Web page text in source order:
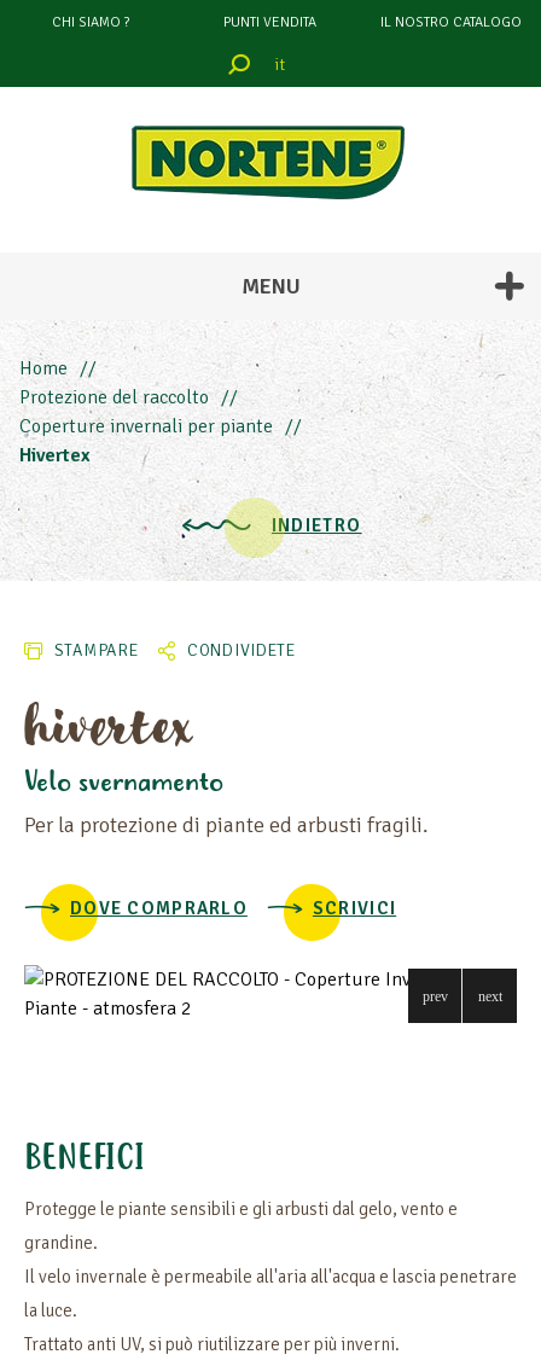
CHI SIAMO ? PUNTI VENDITA IL NOSTRO CATALOGO
it
MENU
Home
Protezione del raccolto
Coperture invernali per piante
Hivertex
INDIETRO
STAMPARE CONDIVIDETE
hivertex
Velo svernamento
Per la protezione di piante ed arbusti fragili.
DOVE COMPRARLO SCRIVICI
BENEFICI
Protegge le piante sensibili e gli arbusti dal gelo, vento e
grandine.
Il velo invernale è permeabile all'aria all'acqua e lascia penetrare
la luce.
Trattato anti UV, si può riutilizzare per più inverni.
filtrare
attraverso
ALTEZZA
LARGHEZZA